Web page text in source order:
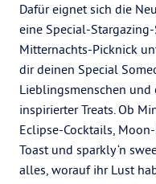
Dafür eignet sich die
eine Special-Stargazing-
Mitternachts-Picknick
dir deinen Special
Lieblingsmenschen
inspirierter Treats. Ob
Eclipse-Cocktails,
Toast und sparkly ‘n
alles, worauf ihr Lust